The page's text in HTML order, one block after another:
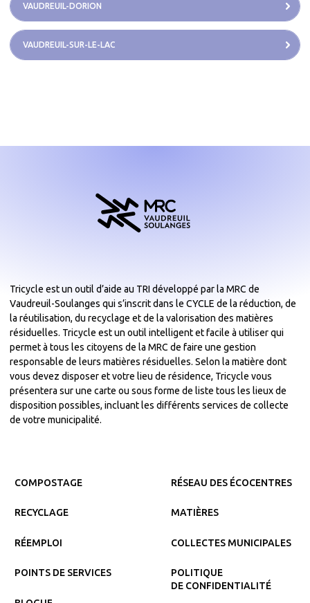
VAUDREUIL-DORION
VAUDREUIL-SUR-LE-LAC
Tricycle est un outil d’aide au TRI développé par la MRC de
Vaudreuil-Soulanges qui s’inscrit dans le CYCLE de la réduction, de
la réutilisation, du recyclage et de la valorisation des matières
résiduelles. Tricycle est un outil intelligent et facile à utiliser qui
permet à tous les citoyens de la MRC de faire une gestion
responsable de leurs matières résiduelles. Selon la matière dont
vous devez disposer et votre lieu de résidence, Tricycle vous
présentera sur une carte ou sous forme de liste tous les lieux de
disposition possibles, incluant les différents services de collecte
de votre municipalité.
COMPOSTAGE
RECYCLAGE
RÉEMPLOI
POINTS DE SERVICES
RÉSEAU DES ÉCOCENTRES
MATIÈRES
COLLECTES MUNICIPALES
POLITIQUE
DE CONFIDENTIALITÉ